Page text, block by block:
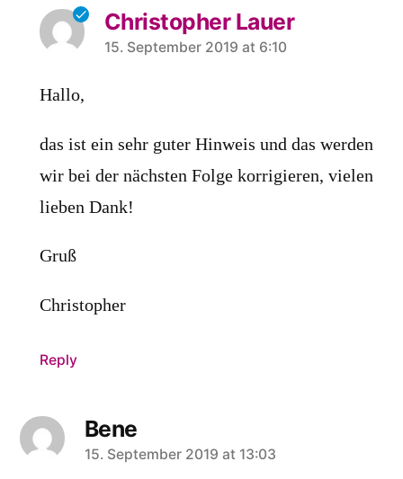
Christopher Lauer
says:
15. September 2019 at 6:10
Hallo,
das ist ein sehr guter Hinweis und das werden
wir bei der nächsten Folge korrigieren, vielen
lieben Dank!
Gruß
Christopher
Reply
Bene
says:
15. September 2019 at 13:03